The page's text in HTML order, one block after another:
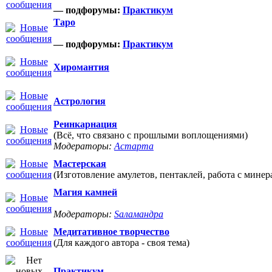
— подфорумы: Практикум
Таро
— подфорумы: Практикум
Хиромантия
Астрология
Реинкарнация
(Всё, что связано с прошлыми воплощениями)
Модераторы: Астарта
Мастерская
(Изготовление амулетов, пентаклей, работа с
Магия камней
Модераторы: Sаламандра
Медитативное творчество
(Для каждого автора - своя тема)